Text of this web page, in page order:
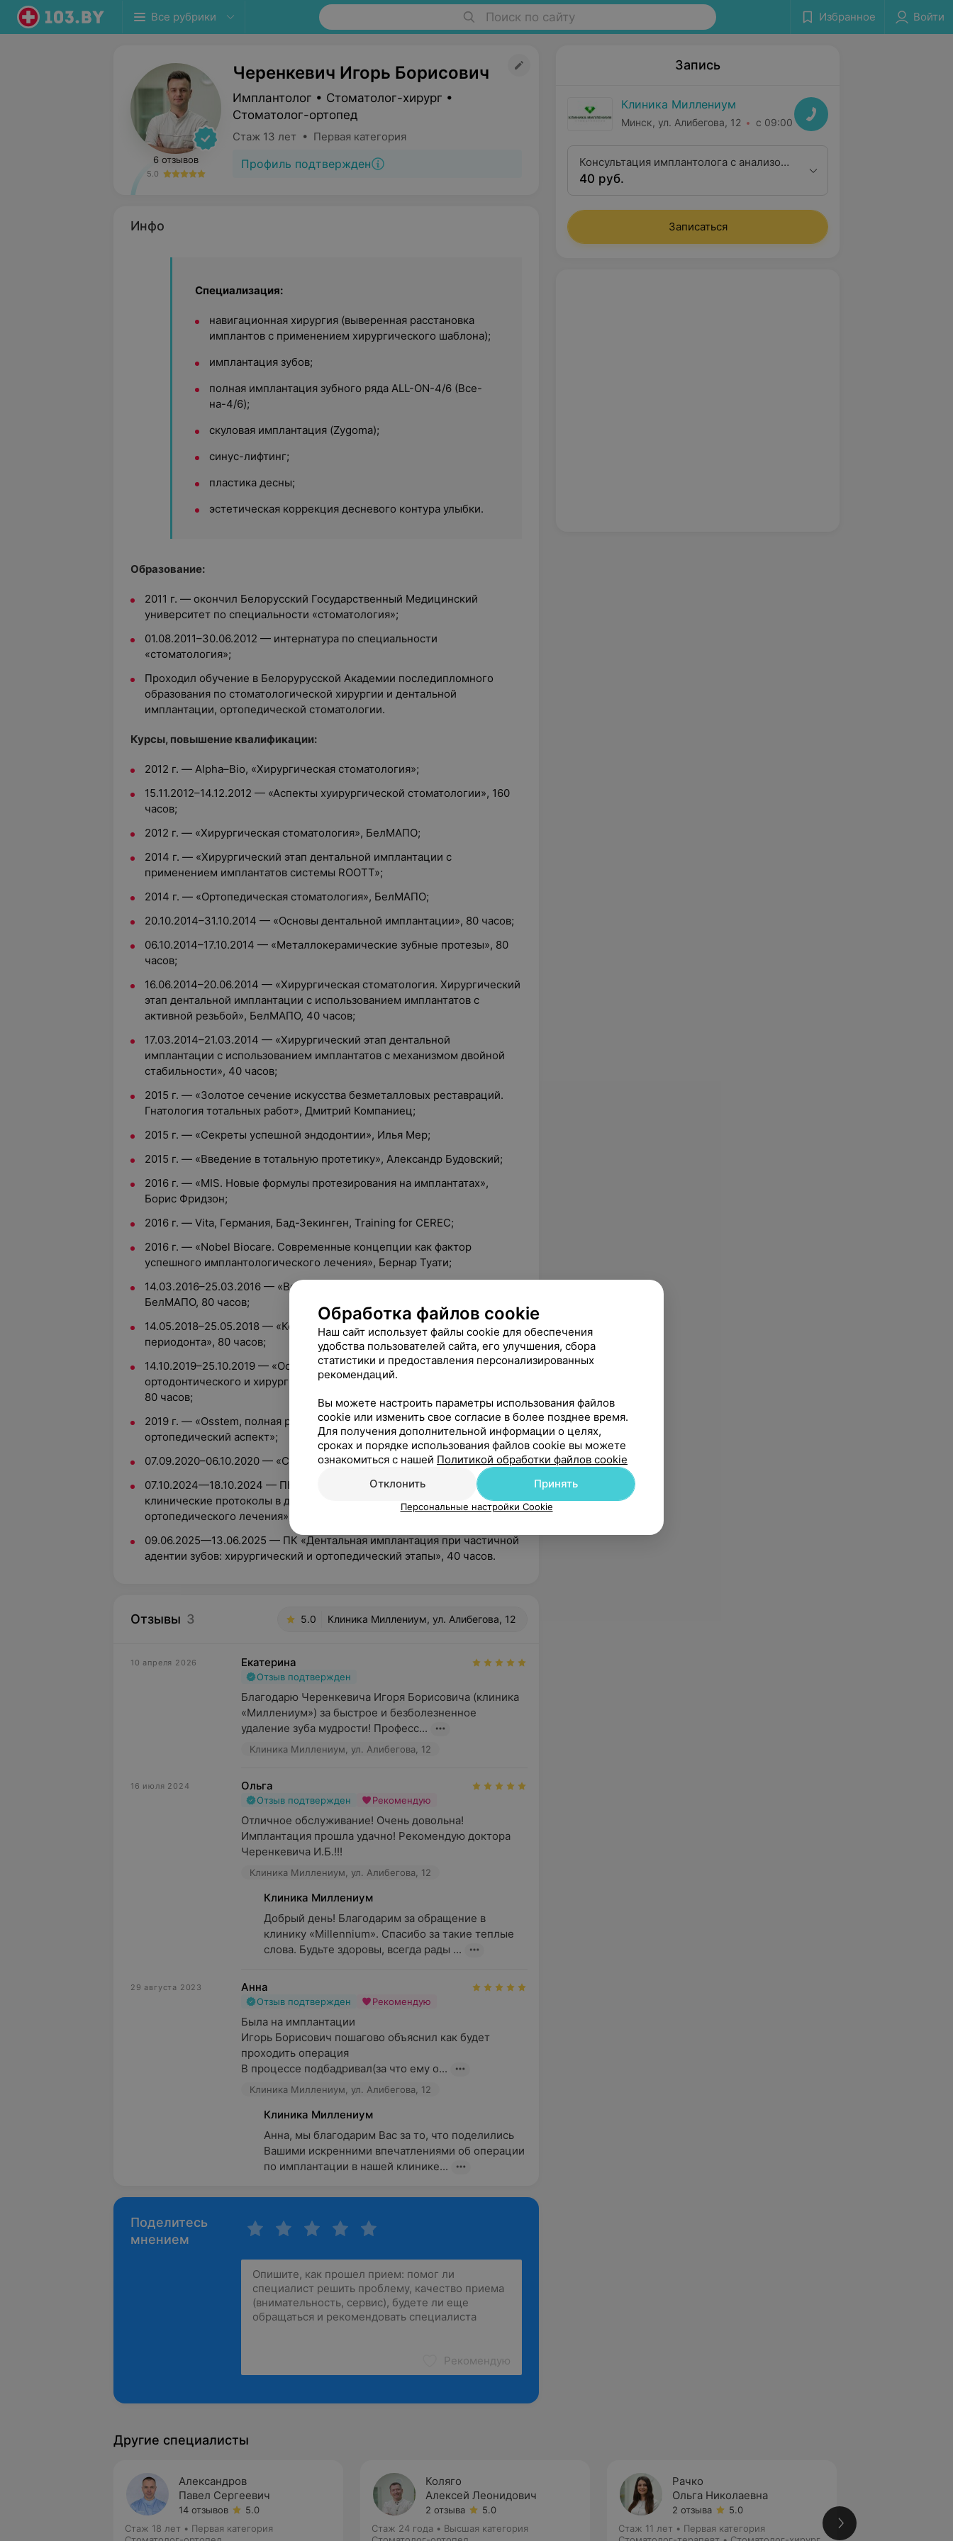
Все рубрики Поиск по сайту Избранное Войти
6 отзывов
5.0
Черенкевич Игорь Борисович
Имплантолог • Стоматолог-хирург •
Стоматолог-ортопед
Стаж 13 лет • Первая категория
Профиль подтвержден
Инфо
Специализация:
навигационная хирургия (выверенная расстановка
имплантов с применением хирургического шаблона);
имплантация зубов;
полная имплантация зубного ряда ALL-ON-4/6 (Все-
на-4/6);
скуловая имплантация (Zygoma);
синус-лифтинг;
пластика десны;
эстетическая коррекция десневого контура улыбки.
Образование:
2011 г. — окончил Белорусский Государственный Медицинский
университет по специальности «стоматология»;
01.08.2011–30.06.2012 — интернатура по специальности
«стоматология»;
Проходил обучение в Белорурусской Академии последипломного
образования по стоматологической хирургии и дентальной
имплантации, ортопедической стоматологии.
Курсы, повышение квалификации:
2012 г. — Alpha–Bio, «Хирургическая стоматология»;
15.11.2012–14.12.2012 — «Аспекты хуирургической стоматологии», 160
часов;
2012 г. — «Хирургическая стоматология», БелМАПО;
2014 г. — «Хирургический этап дентальной имплантации с
применением имплантатов системы ROOTT»;
2014 г. — «Ортопедическая стоматология», БелМАПО;
20.10.2014–31.10.2014 — «Основы дентальной имплантации», 80 часов;
06.10.2014–17.10.2014 — «Металлокерамические зубные протезы», 80
часов;
16.06.2014–20.06.2014 — «Хирургическая стоматология. Хирургический
этап дентальной имплантации с использованием имплантатов с
активной резьбой», БелМАПО, 40 часов;
17.03.2014–21.03.2014 — «Хирургический этап дентальной
имплантации с использованием имплантатов с механизмом двойной
стабильности», 40 часов;
2015 г. — «Золотое сечение искусства безметалловых реставраций.
Гнатология тотальных работ», Дмитрий Компаниец;
2015 г. — «Секреты успешной эндодонтии», Илья Мер;
2015 г. — «Введение в тотальную протетику», Александр Будовский;
2016 г. — «MIS. Новые формулы протезирования на имплантатах»,
Борис Фридзон;
2016 г. — Vita, Германия, Бад-Зекинген, Training for CEREC;
2016 г. — «Nobel Biocare. Современные концепции как фактор
успешного имплантологического лечения», Бернар Туати;
14.03.2016–25.03.2016 — «Восстановительная стоматология»,
БелМАПО, 80 часов;
14.05.2018–25.05.2018 — «Комплексное лечение заболеваний
периодонта», 80 часов;
14.10.2019–25.10.2019 — «Особенности ортопедического,
ортодонтического и хирургического лечения болезней периодонта»,
80 часов;
2019 г. — «Osstem, полная реабилитация челюсти, хирургический и
ортопедический аспект»;
07.09.2020–06.10.2020 — «Стоматология хирургическая», 160 часов;
07.10.2024—18.10.2024 — ПК «Цифровые технологии в стоматологии,
клинические протоколы в диагностике и планировании
ортопедического лечения», 80 часов;
09.06.2025—13.06.2025 — ПК «Дентальная имплантация при частичной
адентии зубов: хирургический и ортопедический этапы», 40 часов.
Отзывы 3 5.0 Клиника Миллениум, ул. Алибегова, 12
10 апреля 2026 Екатерина
Отзыв подтвержден
Благодарю Черенкевича Игоря Борисовича (клиника
«Миллениум») за быстрое и безболезненное
удаление зуба мудрости! Професс...
Клиника Миллениум, ул. Алибегова, 12
16 июля 2024 Ольга
Отзыв подтвержден Рекомендую
Отличное обслуживание! Очень довольна!
Имплантация прошла удачно! Рекомендую доктора
Черенкевича И.Б.!!!
Клиника Миллениум, ул. Алибегова, 12
Клиника Миллениум
Добрый день! Благодарим за обращение в
клинику «Millennium». Спасибо за такие теплые
слова. Будьте здоровы, всегда рады ...
29 августа 2023 Анна
Отзыв подтвержден Рекомендую
Была на имплантации
Игорь Борисович пошагово объяснил как будет
проходить операция
В процессе подбадривал(за что ему о...
Клиника Миллениум, ул. Алибегова, 12
Клиника Миллениум
Анна, мы благодарим Вас за то, что поделились
Вашими искренними впечатлениями об операции
по имплантации в нашей клинике...
Поделитесь
мнением
Рекомендую
Запись
Клиника Миллениум
Минск, ул. Алибегова, 12 с 09:00
Консультация имплантолога с анализом
КЛКТ (3D-снимок)
40 руб.
Записаться
Другие специалисты
Александров
Павел Сергеевич
14 отзывов
5.0
Стаж 18 лет • Первая категория
Коляго
Алексей Леонидович
2 отзыва
5.0
Стаж 24 года • Высшая категория
Рачко
Ольга Николаевна
2 отзыва
5.0
Стаж 11 лет • Первая категория
Обработка файлов cookie
Наш сайт использует файлы cookie для обеспечения
удобства пользователей сайта, его улучшения, сбора
статистики и предоставления персонализированных
рекомендаций.
Вы можете настроить параметры использования файлов
cookie или изменить свое согласие в более позднее время.
Для получения дополнительной информации о целях,
сроках и порядке использования файлов cookie вы можете
ознакомиться с нашей Политикой обработки файлов cookie
Отклонить
Принять
Персональные настройки Cookie